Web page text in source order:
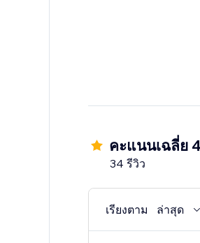
คะแนนเฉลี่ย
34 รีวิว
เรียงตาม ล่าสุด